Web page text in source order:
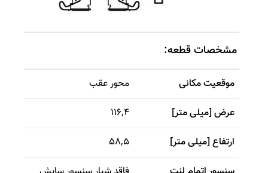
مشخصات قطعه:
موقعیت مکانی
محور عقب
عرض [میلی متر]
116,4
ارتفاع [میلی متر]
58,5